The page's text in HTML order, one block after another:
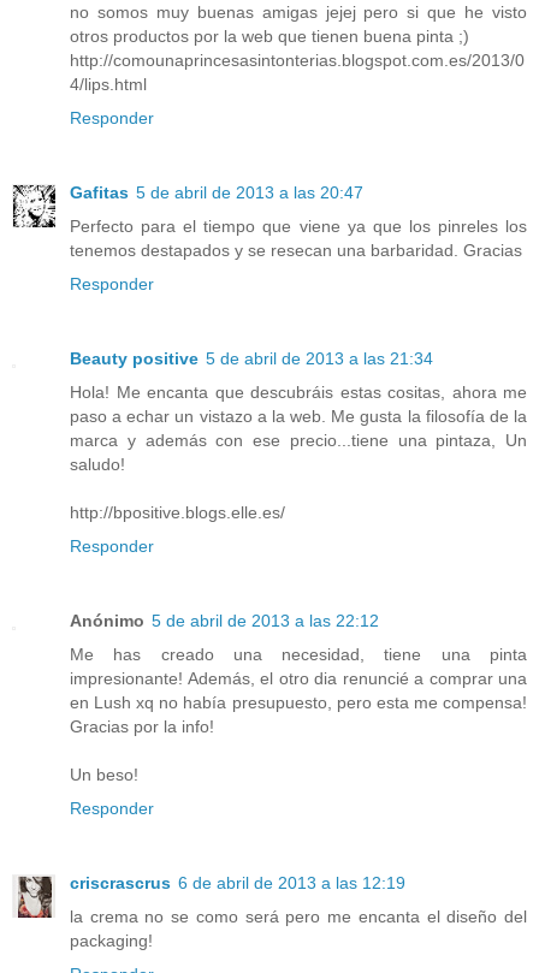
no somos muy buenas amigas jejej pero si que he visto
otros productos por la web que tienen buena pinta ;)
http://comounaprincesasintonterias.blogspot.com.es/2013/0
4/lips.html
Responder
Gafitas 5 de abril de 2013 a las 20:47
Perfecto para el tiempo que viene ya que los pinreles los
tenemos destapados y se resecan una barbaridad. Gracias
Responder
Beauty positive 5 de abril de 2013 a las 21:34
Hola! Me encanta que descubráis estas cositas, ahora me
paso a echar un vistazo a la web. Me gusta la filosofía de la
marca y además con ese precio...tiene una pintaza, Un
saludo!
http://bpositive.blogs.elle.es/
Responder
Anónimo 5 de abril de 2013 a las 22:12
Me has creado una necesidad, tiene una pinta
impresionante! Además, el otro dia renuncié a comprar una
en Lush xq no había presupuesto, pero esta me compensa!
Gracias por la info!
Un beso!
Responder
criscrascrus 6 de abril de 2013 a las 12:19
la crema no se como será pero me encanta el diseño del
packaging!